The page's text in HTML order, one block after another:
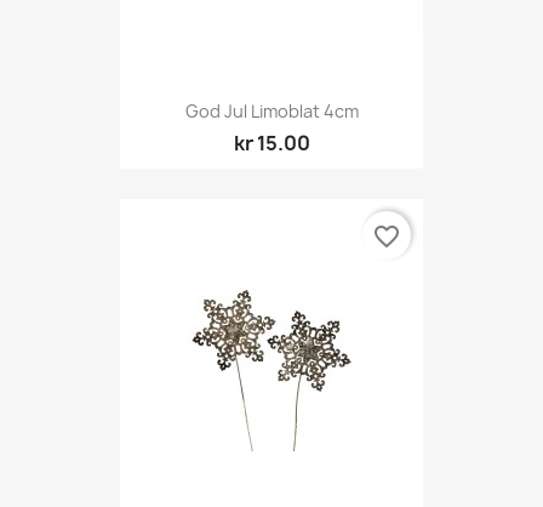
God Jul Limoblat 4cm
kr 15.00
favorite_border